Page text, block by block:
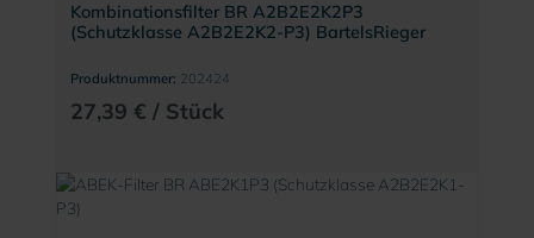
Kombinationsfilter BR A2B2E2K2P3
(Schutzklasse A2B2E2K2-P3) BartelsRieger
Produktnummer: 202424
27,39 € / Stück